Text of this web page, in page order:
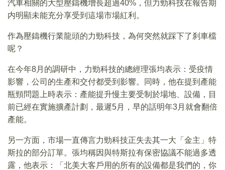
汽車相關的大型壓鑄機增長超過40%，但力勁科技在報告期
内明顯未能充分享受到這場市場紅利。
作為壓鑄機行業龍頭的力勁科技，為何突然就踩下了刹車檔
呢？
在今年8月的調研中，力勁科技的總經理張均表示：受疫情
影響，公司的生產和交付都受到影響。同時，他在提到產能
瓶頸問題上時表示：產能提升慢主要受制於場地、設備，目
前已經在實施擴產計劃，最遲5月，早的話明年3月就會翻倍
產能。
另一方面，市場一直傳言力勁科技正失去其一大「金主」特
斯拉的部分訂單。張均稱因與特斯拉有保密協議不能過多透
露，他表示：「北美大客戶用的所有的設備都是我們的，你